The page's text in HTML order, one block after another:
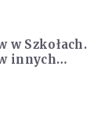
w Szkołach.
innych
i